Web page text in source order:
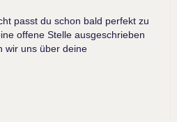
passt du schon bald perfekt zu
offene Stelle ausgeschrieben
wir uns über deine